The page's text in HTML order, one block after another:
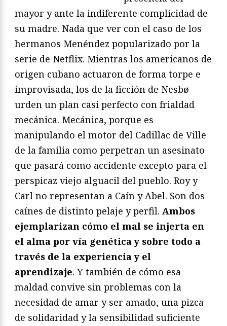
mayor y ante la indiferente complicidad de
su madre. Nada que ver con el caso de los
hermanos Menéndez popularizado por la
serie de Netflix. Mientras los americanos de
origen cubano actuaron de forma torpe e
improvisada, los de la ficción de Nesbø
urden un plan casi perfecto con frialdad
mecánica. Mecánica, porque es
manipulando el motor del Cadillac de Ville
de la familia como perpetran un asesinato
que pasará como accidente excepto para el
perspicaz viejo alguacil del pueblo. Roy y
Carl no representan a Caín y Abel. Son dos
caínes de distinto pelaje y perfil. Ambos
ejemplarizan cómo el mal se injerta en
el alma por vía genética y sobre todo a
través de la experiencia y el
aprendizaje. Y también de cómo esa
maldad convive sin problemas con la
necesidad de amar y ser amado, una pizca
de solidaridad y la sensibilidad suficiente